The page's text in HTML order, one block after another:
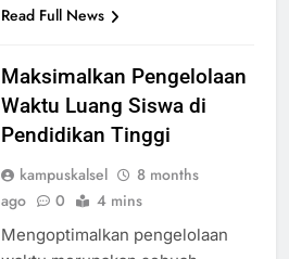
Read Full News
Maksimalkan Pengelolaan
Waktu Luang Siswa di
Pendidikan Tinggi
kampuskalsel
8 months
ago
0 4 mins
Mengoptimalkan pengelolaan